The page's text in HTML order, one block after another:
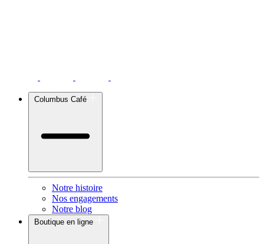
Columbus Café
Notre histoire
Nos engagements
Notre blog
Boutique en ligne